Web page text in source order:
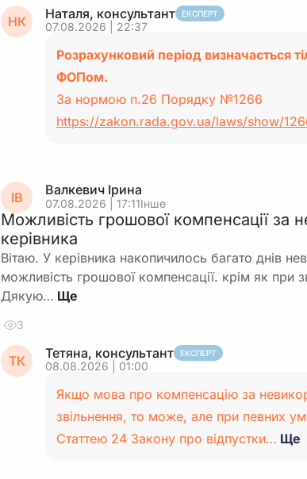
НК Наталя, консультант ЕКСПЕРТ
07.08.2026 | 22:37
Розрахунковий період визначається
ФОПом.
За нормою п.26 Порядку №1266
https://zakon.rada.gov.ua/laws/show/
ІВ Валкевич Ірина
07.08.2026 | 17:11Інше
Можливість грошової компенсації за
керівника
Вітаю. У керівника накопичилось багато днів
можливість грошової компенсації. крім як при
Дякую…
3
ТК Тетяна, консультант ЕКСПЕРТ
08.08.2026 | 01:00
Якщо мова про компенсацію за
звільнення, то може, але при певних
Статтею 24 Закону про відпустки… Ще